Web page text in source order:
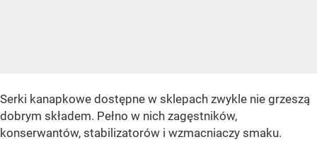
Serki kanapkowe dostępne w sklepach zwykle nie grzeszą
dobrym składem. Pełno w nich zagęstników,
konserwantów, stabilizatorów i wzmacniaczy smaku.